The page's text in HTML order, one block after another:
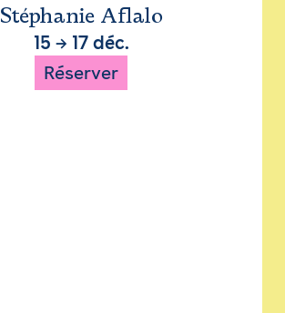
Stéphanie Aflalo
15 → 17 déc.
Réserver